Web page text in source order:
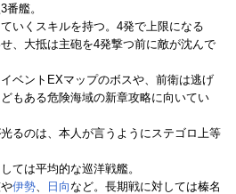
艦。
いくスキルを持つ。4発で上限になる
、大抵は主砲を4発撃つ前に敵が沈んで
ベントEXマップのボスや、前衛は逃げ
もある危険海域の新章攻略に向いてい
るのは、本人が言うようにステゴロ上等
ては平均的な巡洋戦艦。
伊勢 日向など。長期戦に対しては榛名